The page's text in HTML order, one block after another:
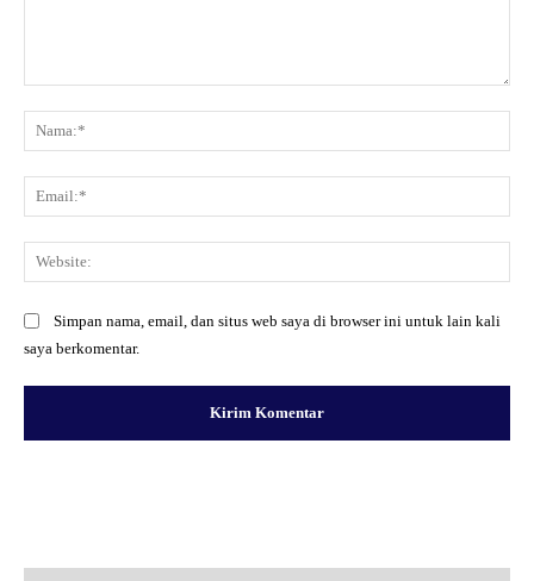
Simpan nama, email, dan situs web saya di browser ini untuk lain kali
saya berkomentar.